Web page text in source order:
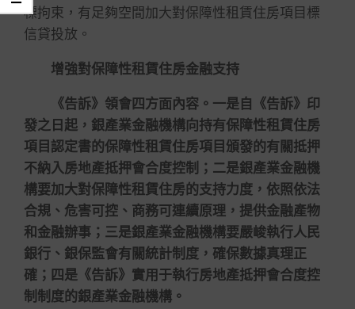
標拘束，有足夠空間加大對保障性租賃住房項目標
信貸投放。
增強對保障性租賃住房金融支持
《告訴》領會四方面內容。一是自《告訴》印
發之日起，銀產業金融機構向持有保障性租賃住房
項目認定書的保障性租賃住房項目頒發的有關抵押
不納入房地產抵押會合度控制；二是銀產業金融機
構要加大對保障性租賃住房的支持力度，依照依法
合規、危害可控、商務可連續原理，提供金融產物
和金融辦事；三是銀產業金融機構要嚴峻執行人民
銀行、銀保監會有關統計制度，確保數據真理正
確；四是《告訴》實用于執行房地產抵押會合度控
制制度的銀產業金融機構。